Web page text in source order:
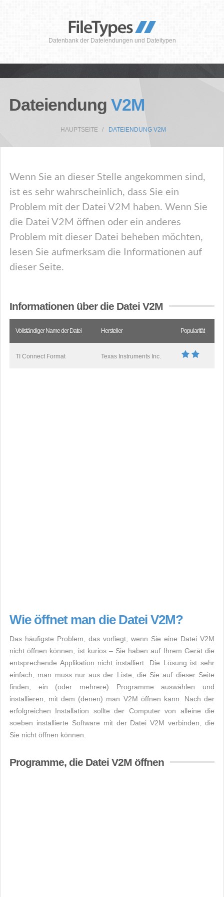
Datenbank der Dateiendungen und Dateitypen
Dateiendung V2M
HAUPTSEITE DATEIENDUNG V2M
Wenn Sie an dieser Stelle angekommen sind,
ist es sehr wahrscheinlich, dass Sie ein
Problem mit der Datei V2M haben. Wenn Sie
die Datei V2M öffnen oder ein anderes
Problem mit dieser Datei beheben möchten,
lesen Sie aufmerksam die Informationen auf
dieser Seite.
Informationen über die Datei V2M
Vollständiger Name der Datei Hersteller Popularität
TI Connect Format Texas Instruments Inc.
Wie öffnet man die Datei V2M?
Das häufigste Problem, das vorliegt, wenn Sie eine Datei V2M
nicht öffnen können, ist kurios – Sie haben auf Ihrem Gerät die
entsprechende Applikation nicht installiert. Die Lösung ist sehr
einfach, man muss nur aus der Liste, die Sie auf dieser Seite
finden, ein (oder mehrere) Programme auswählen und
installieren, mit dem (denen) man V2M öffnen kann. Nach der
erfolgreichen Installation sollte der Computer von alleine die
soeben installierte Software mit der Datei V2M verbinden, die
Sie nicht öffnen können.
Programme, die Datei V2M öffnen